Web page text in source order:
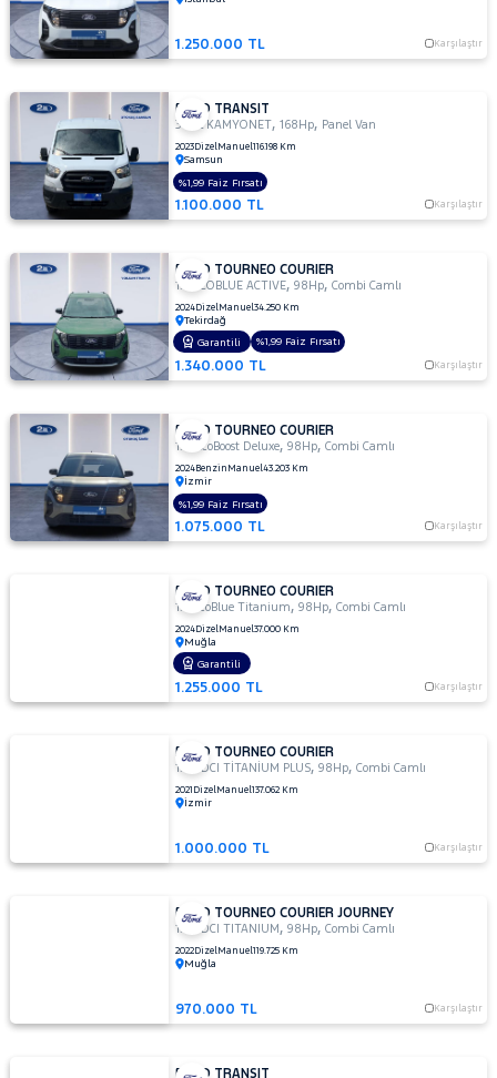
1.250.000 TL Karşılaştır
FORD TRANSIT
350L KAMYONET,168Hp, Panel Van
2023DizelManuel116.198 Km
Samsun
1.100.000 TL Karşılaştır
%1,99 Faiz Fırsatı
FORD TOURNEO COURIER
1.5 ECOBLUE ACTIVE,98Hp,Combi Camlı
2024DizelManuel34.250 Km
Tekirdağ
1.340.000 TL Karşılaştır
Garantili %1,99 Faiz Fırsatı
FORD TOURNEO COURIER
1.0 EcoBoost Deluxe,98Hp,Combi Camlı
2024Benzin Manuel43.203 Km
İzmir
1.075.000 TL Karşılaştır
%1,99 Faiz Fırsatı
FORD TOURNEO COURIER
1.5 EcoBlue Titanium,98Hp,Combi Camlı
2024DizelManuel37.000 Km
Muğla
1.255.000 TL Karşılaştır
Garantili
FORD TOURNEO COURIER
1.5 TDCI TİTANİUM PLUS,98Hp,Combi Camlı
2021 DizelManuel137.062 Km
İzmir
1.000.000 TL Karşılaştır
FORD TOURNEO COURIER JOURNEY
1.5 TDCI TITANIUM ,98Hp,Combi Camlı
2022DizelManuel119.725 Km
Muğla
970.000 TL Karşılaştır
FORD TRANSIT